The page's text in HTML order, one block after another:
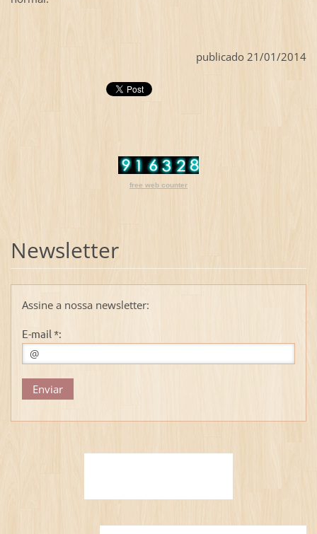
publicado 21/01/2014
free web counter
Newsletter
Assine a nossa newsletter:
E-mail *: